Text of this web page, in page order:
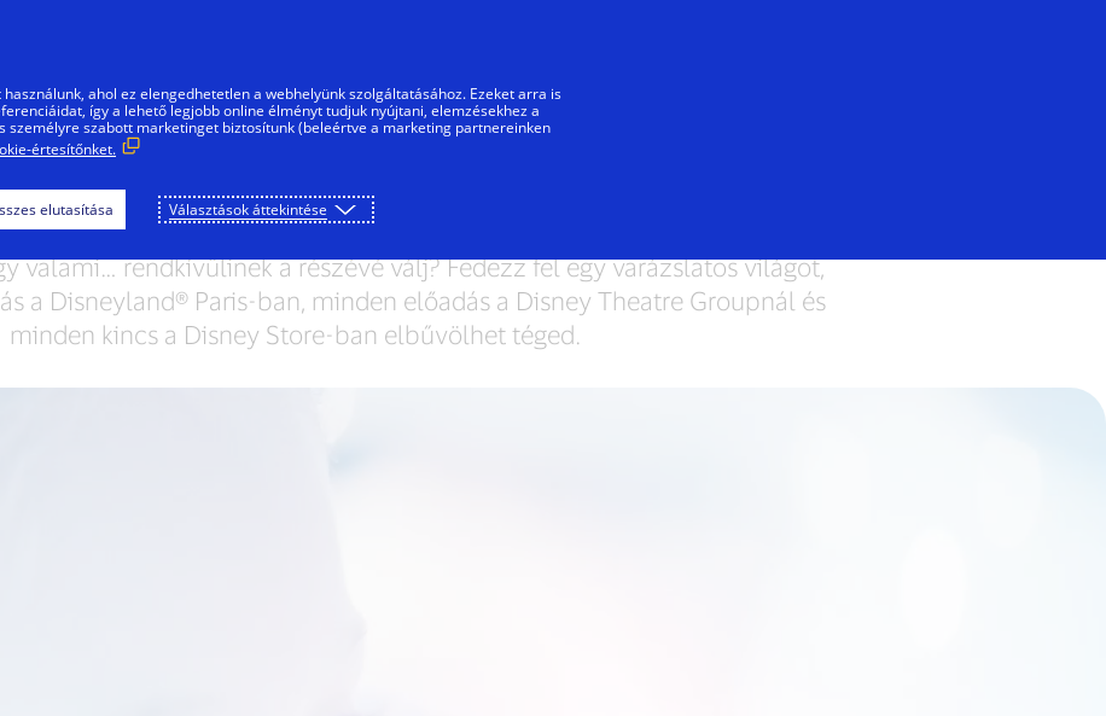
Magánszemélyek Vállalkozások Innovátorok
varázslatos világ részévé
valami… rendkívülinek a részévé válj? Fedezz fel egy varázslatos világot,
a Disneyland® Paris-ban, minden előadás a Disney Theatre Groupnál és
minden kincs a Disney Store-ban elbűvölhet téged.
ahol ez elengedhetetlen a webhelyünk szolgáltatásához. Ezeket arra is
így a lehető legjobb online élményt tudjuk nyújtani, elemzésekhez a
személyre szabott marketinget biztosítunk (beleértve a marketing partnereinken
értesítőnket.
elutasítása Választások áttekintése